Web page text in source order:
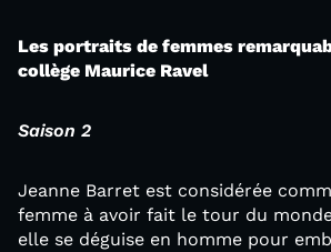
Les portraits de femmes
collège Maurice Ravel
Saison 2
Jeanne Barret est considérée
femme à avoir fait le tour du
elle se déguise en homme pour